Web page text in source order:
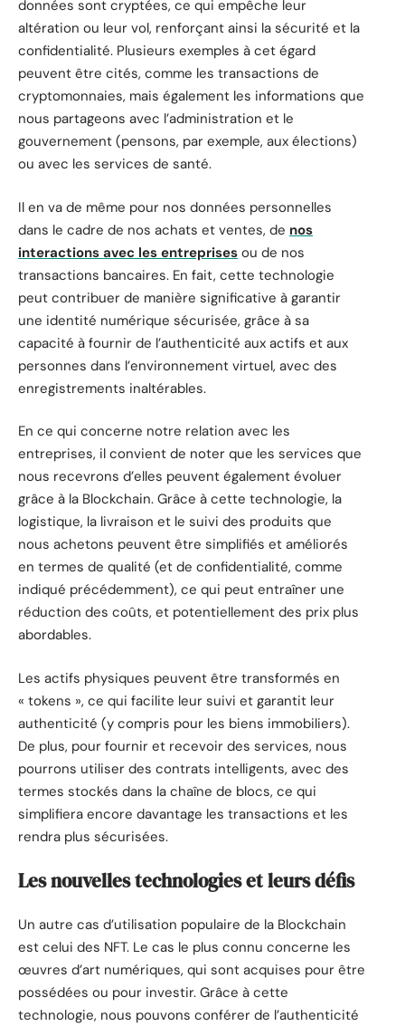
données sont cryptées, ce qui empêche leur
altération ou leur vol, renforçant ainsi la sécurité et la
confidentialité. Plusieurs exemples à cet égard
peuvent être cités, comme les transactions de
cryptomonnaies, mais également les informations que
nous partageons avec l’administration et le
gouvernement (pensons, par exemple, aux élections)
ou avec les services de santé.
Il en va de même pour nos données personnelles
dans le cadre de nos achats et ventes, de nos
interactions avec les entreprises ou de nos
transactions bancaires. En fait, cette technologie
peut contribuer de manière significative à garantir
une identité numérique sécurisée, grâce à sa
capacité à fournir de l’authenticité aux actifs et aux
personnes dans l’environnement virtuel, avec des
enregistrements inaltérables.
En ce qui concerne notre relation avec les
entreprises, il convient de noter que les services que
nous recevrons d’elles peuvent également évoluer
grâce à la Blockchain. Grâce à cette technologie, la
logistique, la livraison et le suivi des produits que
nous achetons peuvent être simplifiés et améliorés
en termes de qualité (et de confidentialité, comme
indiqué précédemment), ce qui peut entraîner une
réduction des coûts, et potentiellement des prix plus
abordables.
Les actifs physiques peuvent être transformés en
« tokens », ce qui facilite leur suivi et garantit leur
authenticité (y compris pour les biens immobiliers).
De plus, pour fournir et recevoir des services, nous
pourrons utiliser des contrats intelligents, avec des
termes stockés dans la chaîne de blocs, ce qui
simplifiera encore davantage les transactions et les
rendra plus sécurisées.
Les nouvelles technologies et leurs défis
Un autre cas d’utilisation populaire de la Blockchain
est celui des NFT. Le cas le plus connu concerne les
œuvres d’art numériques, qui sont acquises pour être
possédées ou pour investir. Grâce à cette
technologie, nous pouvons conférer de l’authenticité